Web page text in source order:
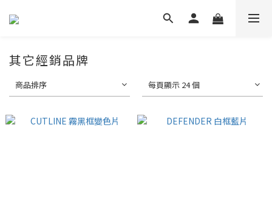
其它經銷品牌
商品排序 每頁顯示 24 個